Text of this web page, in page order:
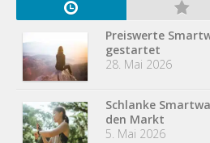
Preiswerte
gestartet
28. Mai 2026
Schlanke
den Markt
5. Mai 2026